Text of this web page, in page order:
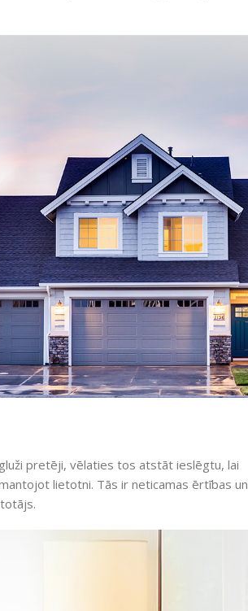
pretēji, vēlaties tos atstāt ieslēgtu, lai
lietotni. Tās ir neticamas ērtības un